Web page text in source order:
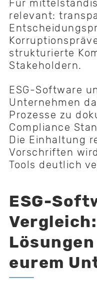
Für
relevant:
strukturierte
Stakeholdern.
ESG-Software
Unternehmen
Prozesse zu
Compliance
Die Einhaltung
Vorschriften
Tools deutlich
ESG-
eurem